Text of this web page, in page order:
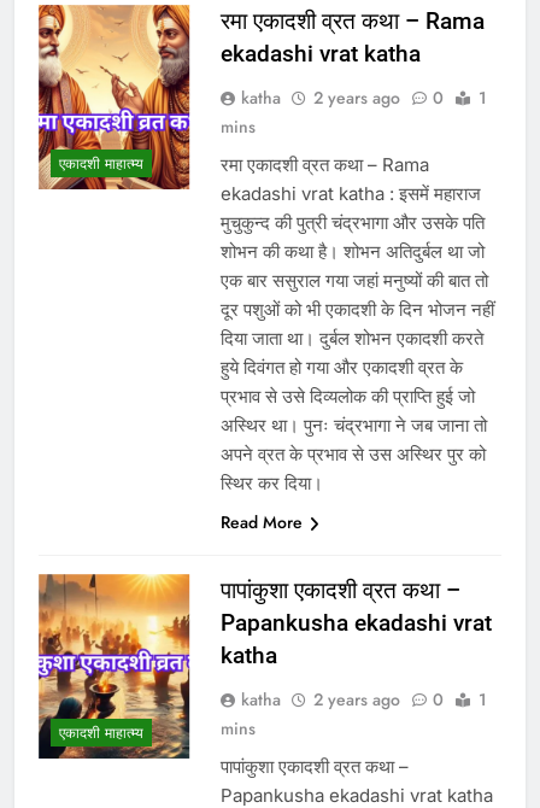
एकादशी माहात्म्य
रमा एकादशी व्रत कथा – Rama
ekadashi vrat katha
katha 2 years ago 0
1
mins
रमा एकादशी व्रत कथा – Rama
ekadashi vrat katha : इसमें महाराज
मुचुकुन्द की पुत्री चंद्रभागा और उसके पति
शोभन की कथा है। शोभन अतिदुर्बल था जो
एक बार ससुराल गया जहां मनुष्यों की बात तो
दूर पशुओं को भी एकादशी के दिन भोजन नहीं
दिया जाता था। दुर्बल शोभन एकादशी करते
हुये दिवंगत हो गया और एकादशी व्रत के
प्रभाव से उसे दिव्यलोक की प्राप्ति हुई जो
अस्थिर था। पुनः चंद्रभागा ने जब जाना तो
अपने व्रत के प्रभाव से उस अस्थिर पुर को
स्थिर कर दिया।
Read More
एकादशी माहात्म्य
पापांकुशा एकादशी व्रत कथा –
Papankusha ekadashi vrat
katha
katha 2 years ago 0
1
mins
पापांकुशा एकादशी व्रत कथा –
Papankusha ekadashi vrat katha